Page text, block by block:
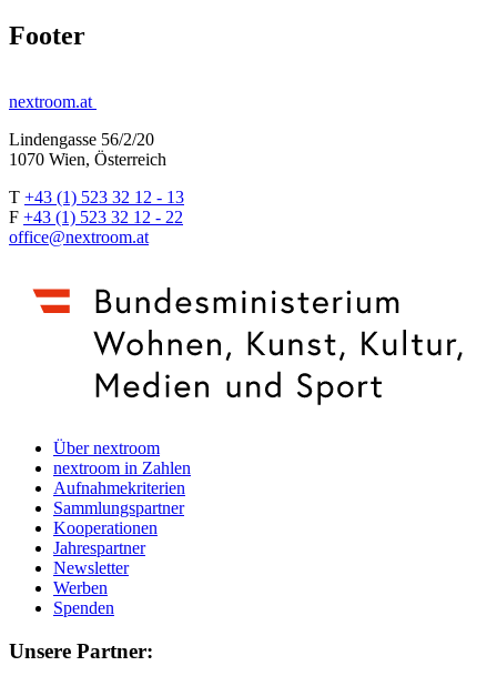
Footer
nextroom.at
Lindengasse 56/2/20
1070 Wien, Österreich
T +43 (1) 523 32 12 - 13
F +43 (1) 523 32 12 - 22
office@nextroom.at
Über nextroom
nextroom in Zahlen
Aufnahmekriterien
Sammlungspartner
Kooperationen
Jahrespartner
Newsletter
Werben
Spenden
Unsere Partner: